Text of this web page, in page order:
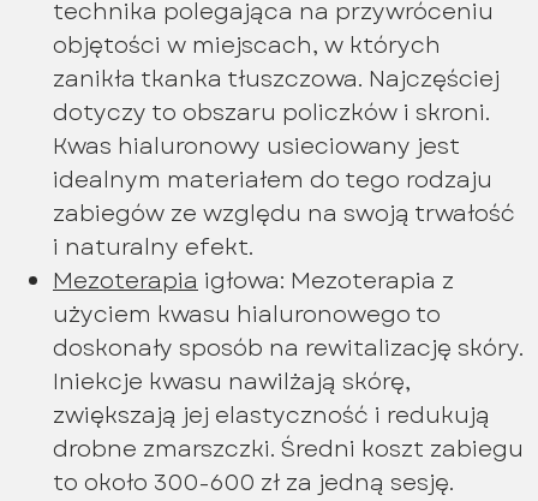
technika polegająca na przywróceniu
objętości w miejscach, w których
zanikła tkanka tłuszczowa. Najczęściej
dotyczy to obszaru policzków i skroni.
Kwas hialuronowy usieciowany jest
idealnym materiałem do tego rodzaju
zabiegów ze względu na swoją trwałość
i naturalny efekt.
Mezoterapia igłowa: Mezoterapia z
użyciem kwasu hialuronowego to
doskonały sposób na rewitalizację skóry.
Iniekcje kwasu nawilżają skórę,
zwiększają jej elastyczność i redukują
drobne zmarszczki. Średni koszt zabiegu
to około 300-600 zł za jedną sesję.